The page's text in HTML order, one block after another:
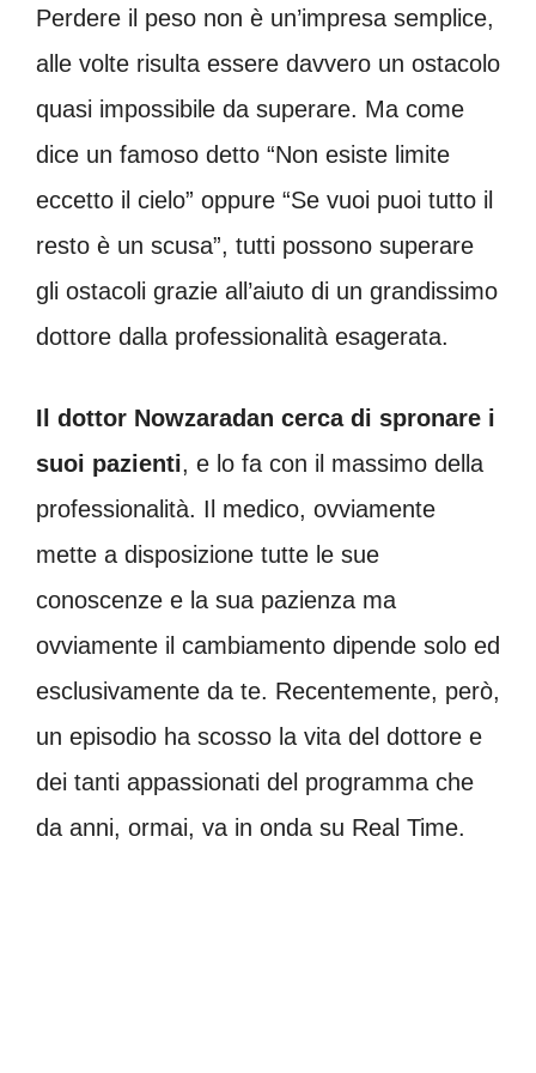
Perdere il peso non è un’impresa semplice,
alle volte risulta essere davvero un ostacolo
quasi impossibile da superare. Ma come
dice un famoso detto “Non esiste limite
eccetto il cielo” oppure “Se vuoi puoi tutto il
resto è un scusa”, tutti possono superare
gli ostacoli grazie all’aiuto di un grandissimo
dottore dalla professionalità esagerata.
Il dottor Nowzaradan cerca di spronare i
suoi pazienti, e lo fa con il massimo della
professionalità. Il medico, ovviamente
mette a disposizione tutte le sue
conoscenze e la sua pazienza ma
ovviamente il cambiamento dipende solo ed
esclusivamente da te. Recentemente, però,
un episodio ha scosso la vita del dottore e
dei tanti appassionati del programma che
da anni, ormai, va in onda su Real Time.